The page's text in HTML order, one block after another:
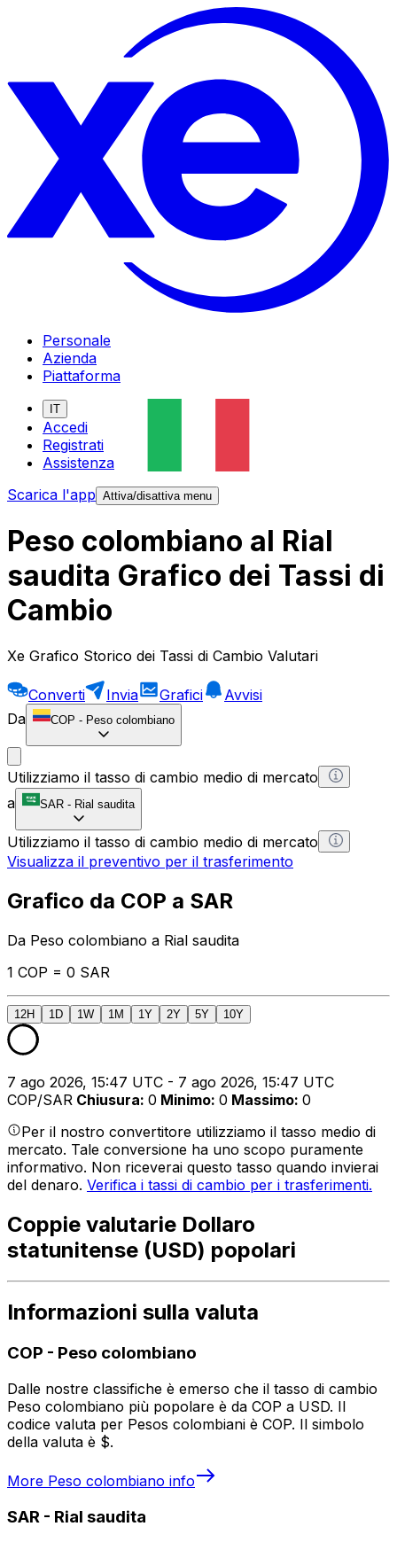
Personale
Azienda
Piattaforma
IT
Accedi
Registrati
Assistenza
Scarica l'app Attiva/disattiva menu
Peso colombiano al Rial
saudita Grafico dei Tassi di
Cambio
Xe Grafico Storico dei Tassi di Cambio Valutari
Converti Invia Grafici
Avvisi
Da
COP - Peso colombiano
Utilizziamo il tasso di cambio medio di mercato
a
SAR - Rial saudita
Utilizziamo il tasso di cambio medio di mercato
Visualizza il preventivo per il trasferimento
Grafico da COP a SAR
Da Peso colombiano a Rial saudita
1 COP = 0 SAR
12H 1D 1W 1M 1Y 2Y 5Y 10Y
7 ago 2026, 15:47 UTC - 7 ago 2026, 15:47 UTC
COP/SAR Chiusura: 0 Minimo: 0 Massimo: 0
Per il nostro convertitore utilizziamo il tasso medio di
mercato. Tale conversione ha uno scopo puramente
informativo. Non riceverai questo tasso quando invierai
del denaro. Verifica i tassi di cambio per i trasferimenti.
Coppie valutarie Dollaro
statunitense (USD) popolari
Informazioni sulla valuta
COP - Peso colombiano
Dalle nostre classifiche è emerso che il tasso di cambio
Peso colombiano più popolare è da COP a USD. Il
codice valuta per Pesos colombiani è COP. Il simbolo
della valuta è $.
More Peso colombiano info
SAR - Rial saudita